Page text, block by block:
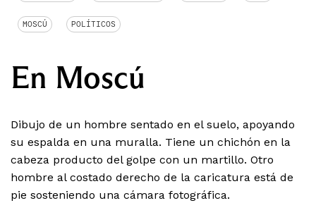
MOSCÚ POLÍTICOS
En Moscú
Dibujo de un hombre sentado en el suelo, apoyando
su espalda en una muralla. Tiene un chichón en la
cabeza producto del golpe con un martillo. Otro
hombre al costado derecho de la caricatura está de
pie sosteniendo una cámara fotográfica.